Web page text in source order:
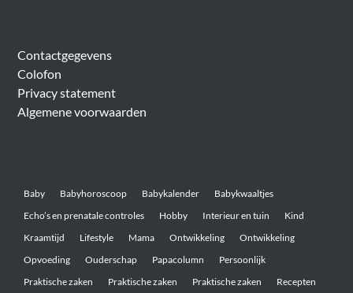
Contactgegevens
Colofon
Privacy statement
Algemene voorwaarden
Baby Babyhoroscoop Babykalender
Babykwaaltjes
Echo’s en prenatale controles
Hobby Interieur en tuin
Kind
Kraamtijd
Lifestyle Mama Ontwikkeling
Ontwikkeling
Opvoeding
Ouderschap Papacolumn
Persoonlijk
Praktische zaken
Praktische zaken Praktische zaken Recepten